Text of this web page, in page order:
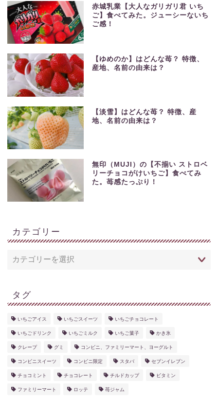
赤城乳業【大人なガリガリ君 いち
ご】食べてみた。ジューシーないち
ご感！
【ゆめのか】はどんな苺？ 特徴、
産地、名前の由来は？
【淡雪】はどんな苺？ 特徴、産
地、名前の由来は？
無印（MUJI）の【不揃い ストロベ
リーチョコがけいちご】食べてみ
た。苺感たっぷり！
カテゴリー
タグ
いちごアイス いちごスイーツ いちごチョコレート
いちごドリンク いちごミルク いちご菓子 かき氷
クレープ グミ コンビニ、ファミリーマート、ヨーグルト
コンビニスイーツ コンビニ限定 スタバ セブンイレブン
チョコミント チョコレート チルドカップ ビタミン
ファミリーマート ロッテ 苺ジャム